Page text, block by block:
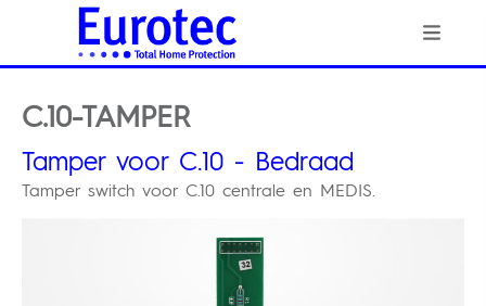
C.10-TAMPER
Tamper voor C.10 - Bedraad
Tamper switch voor C.10 centrale en MEDIS.